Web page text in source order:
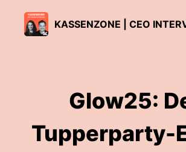
KASSENZONE | CEO
Glow25:
Tupperparty-